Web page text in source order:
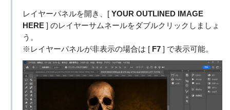
レイヤーパネルを開き、[ YOUR OUTLINED IMAGE
HERE] のレイヤーサムネールをダブルクリックしましょ
う。
※レイヤーパネルが非表示の場合は [ F7] で表示可能。